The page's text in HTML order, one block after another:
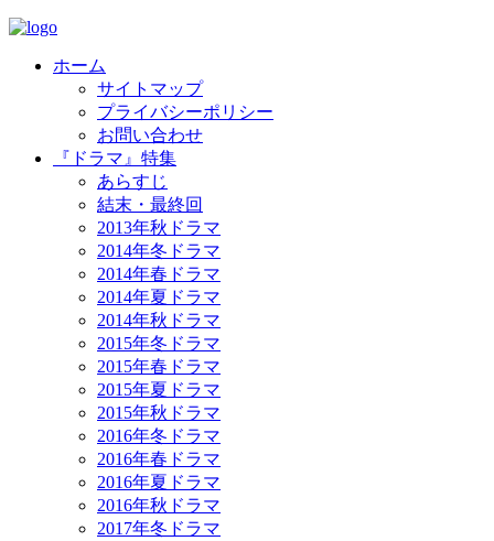
ホーム
サイトマップ
プライバシーポリシー
お問い合わせ
『ドラマ』特集
あらすじ
結末・最終回
2013年秋ドラマ
2014年冬ドラマ
2014年春ドラマ
2014年夏ドラマ
2014年秋ドラマ
2015年冬ドラマ
2015年春ドラマ
2015年夏ドラマ
2015年秋ドラマ
2016年冬ドラマ
2016年春ドラマ
2016年夏ドラマ
2016年秋ドラマ
2017年冬ドラマ